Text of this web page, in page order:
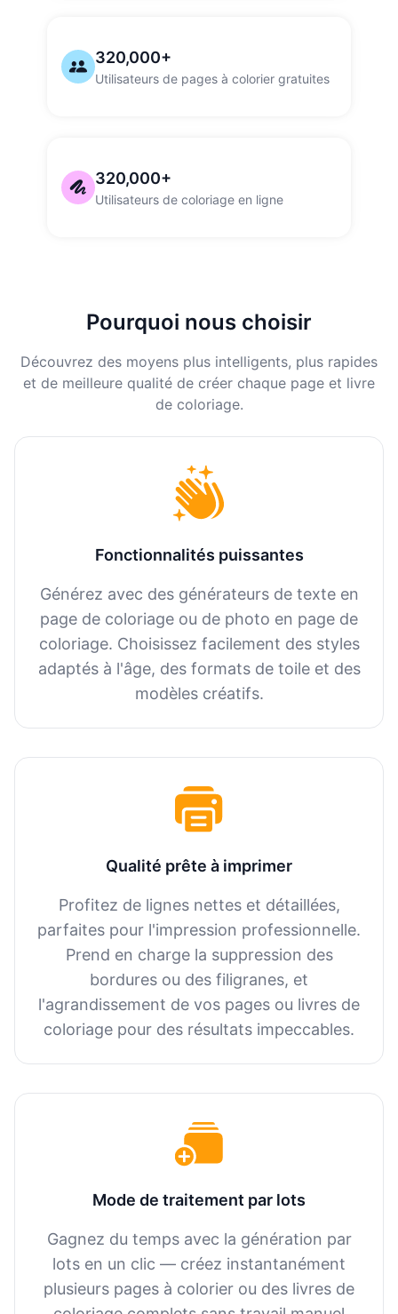
320,000+
Utilisateurs de pages à colorier gratuites
320,000+
Utilisateurs de coloriage en ligne
Pourquoi nous choisir
Découvrez des moyens plus intelligents, plus rapides
et de meilleure qualité de créer chaque page et livre
de coloriage.
Fonctionnalités puissantes
Générez avec des générateurs de texte en
page de coloriage ou de photo en page de
coloriage. Choisissez facilement des styles
adaptés à l'âge, des formats de toile et des
modèles créatifs.
Qualité prête à imprimer
Profitez de lignes nettes et détaillées,
parfaites pour l'impression professionnelle.
Prend en charge la suppression des
bordures ou des filigranes, et
l'agrandissement de vos pages ou livres de
coloriage pour des résultats impeccables.
Mode de traitement par lots
Gagnez du temps avec la génération par
lots en un clic — créez instantanément
plusieurs pages à colorier ou des livres de